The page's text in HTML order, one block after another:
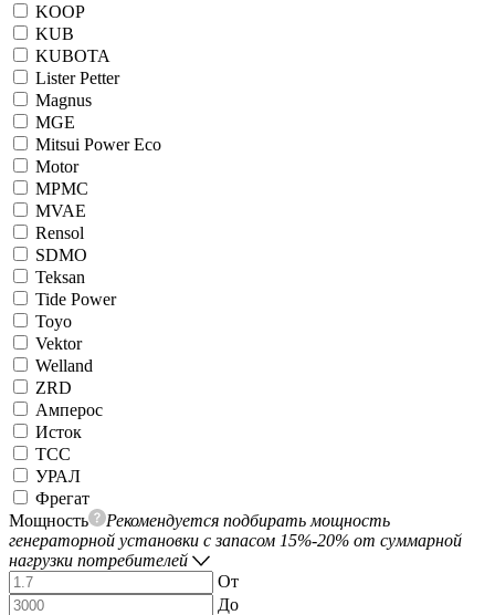
KOOP
KUB
KUBOTA
Lister Petter
Magnus
MGE
Mitsui Power Eco
Motor
MPMC
MVAE
Rensol
SDMO
Teksan
Tide Power
Toyo
Vektor
Welland
ZRD
Амперос
Исток
ТСС
УРАЛ
Фрегат
Мощность
Рекомендуется подбирать мощность
генераторной установки с запасом 15%-20% от суммарной
нагрузки потребителей
От
До